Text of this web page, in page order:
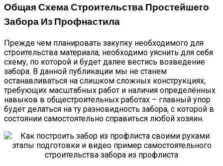
Общая Схема Строительства Простейшего
Забора Из Профнастила
Прежде чем планировать закупку необходимого для
строительства материала, необходимо уяснить для себя
схему, по которой и будет далее вестись возведение
забора. В данной публикации мы не станем
останавливаться на слишком сложных конструкциях,
требующих масштабных работ и наличия определённых
навыков в общестроительных работах – главный упор
будет делаться на ту разновидность забора, с которой в
состоянии самостоятельно справиться любой хозяин.